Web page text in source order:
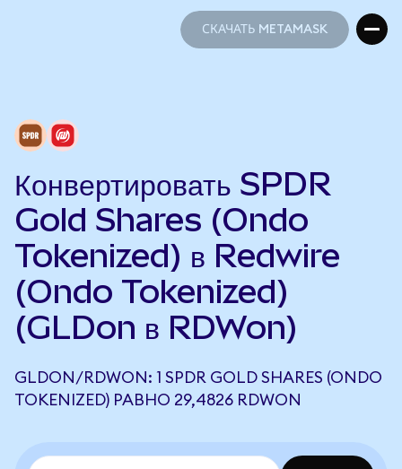
СКАЧАТЬ METAMASK
Конвертировать SPDR
Gold Shares (Ondo
Tokenized) в Redwire
(Ondo Tokenized)
(GLDon в RDWon)
GLDON/RDWON: 1 SPDR GOLD SHARES (ONDO
TOKENIZED) РАВНО 29,4826 RDWON